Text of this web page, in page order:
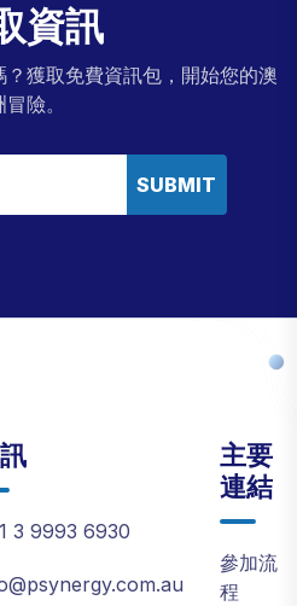
資訊
獲取免費資訊包，開始您的澳
冒險。
SUBMIT
3 9993 6930
主要
連結
參加流
程